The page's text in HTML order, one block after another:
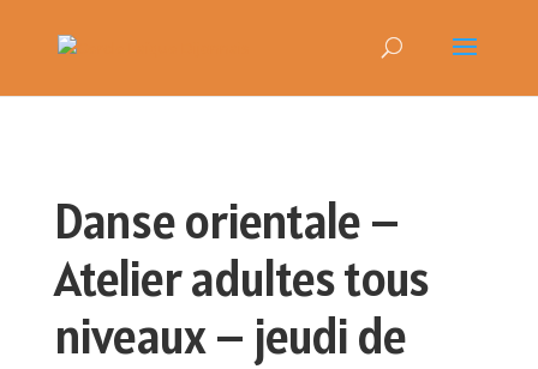
Danse orientale –
Atelier adultes tous
niveaux – jeudi de